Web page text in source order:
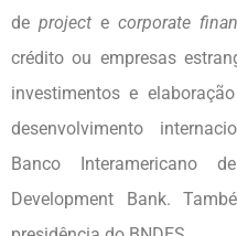
de project e corporate
crédito ou empresas
investimentos e
desenvolvimento
Banco Interamericano
Development Bank.